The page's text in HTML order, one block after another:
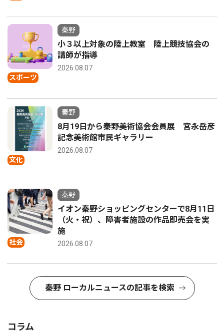
スポーツ
秦野
小３以上対象の陸上教室 陸上競技協会の
講師が指導
2026.08.07
文化
秦野
8月19日から秦野美術協会会員展 宮永岳彦
記念美術館市民ギャラリー
2026.08.07
社会
秦野
イオン秦野ショッピングセンターで8月11日
（火・祝）、障害者施設の作品即売会を実
施
2026.08.07
秦野 ローカルニュースの記事を検索
コラム